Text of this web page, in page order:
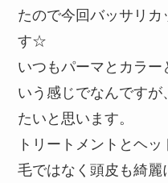
たので今回バッサリ
す☆
いつもパーマとカラ
いう感じでなんです
たいと思います。
トリートメントとヘ
毛ではなく頭皮も綺